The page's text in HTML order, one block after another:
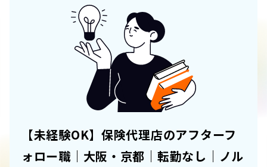
【未経験OK】保険代理店のアフターフ
ォロー職｜大阪・京都｜転勤なし｜ノル